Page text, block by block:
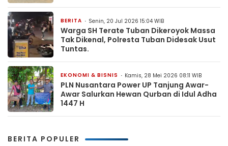
BERITA Senin, 20 Jul 2026 15:04 WIB
Warga SH Terate Tuban Dikeroyok Massa
Tak Dikenal, Polresta Tuban Didesak Usut
Tuntas.
EKONOMI & BISNIS Kamis, 28 Mei 2026 08:11 WIB
PLN Nusantara Power UP Tanjung Awar-
Awar Salurkan Hewan Qurban di Idul Adha
1447 H
BERITA POPULER